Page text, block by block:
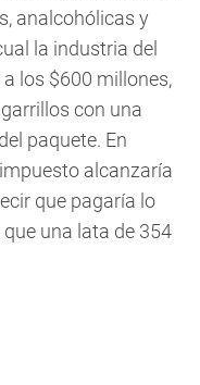
analcohólicas y
la industria del
los $600 millones,
con una
paquete. En
alcanzaría
que pagaría lo
una lata de 354